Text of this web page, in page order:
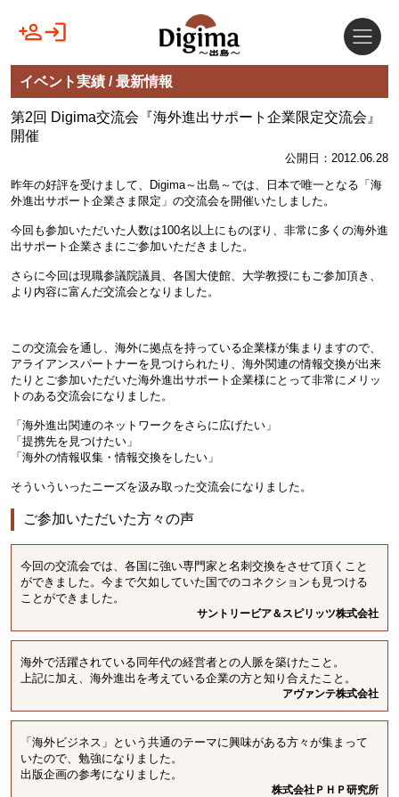
イベント実績 / 最新情報
第2回 Digima交流会『海外進出サポート企業限定交流会』
開催
公開日：2012.06.28
昨年の好評を受けまして、Digima～出島～では、日本で唯一となる「海
外進出サポート企業さま限定」の交流会を開催いたしました。
今回も参加いただいた人数は100名以上にものぼり、非常に多くの海外進
出サポート企業さまにご参加いただきました。
さらに今回は現職参議院議員、各国大使館、大学教授にもご参加頂き、
より内容に富んだ交流会となりました。
この交流会を通し、海外に拠点を持っている企業様が集まりますので、
アライアンスパートナーを見つけられたり、海外関連の情報交換が出来
たりとご参加いただいた海外進出サポート企業様にとって非常にメリッ
トのある交流会になりました。
「海外進出関連のネットワークをさらに広げたい」
「提携先を見つけたい」
「海外の情報収集・情報交換をしたい」
そういういったニーズを汲み取った交流会になりました。
ご参加いただいた方々の声
今回の交流会では、各国に強い専門家と名刺交換をさせて頂くこと
ができました。今まで欠如していた国でのコネクションも見つける
ことができました。
サントリービア＆スピリッツ株式会社
海外で活躍されている同年代の経営者との人脈を築けたこと。
上記に加え、海外進出を考えている企業の方と知り合えたこと。
アヴァンテ株式会社
「海外ビジネス」という共通のテーマに興味がある方々が集まって
いたので、勉強になりました。
出版企画の参考になりました。
株式会社ＰＨＰ研究所